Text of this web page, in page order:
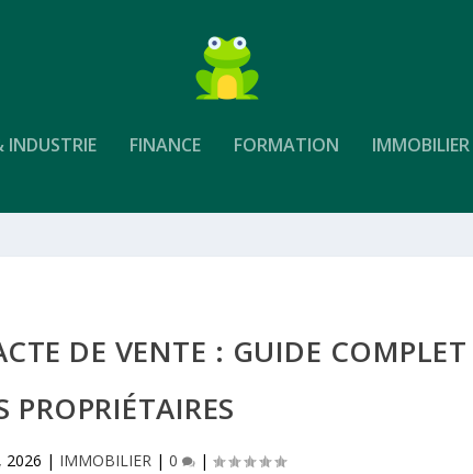
INDUSTRIE FINANCE FORMATION IMMOBILIER
DE VENTE : GUIDE COMPLET
PROPRIÉTAIRES
2026 | IMMOBILIER| 0 |